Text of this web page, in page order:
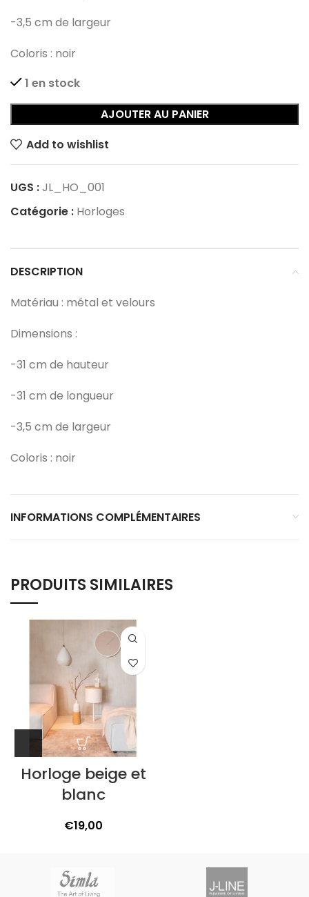
-3,5 cm de largeur
Coloris : noir
1 en stock
AJOUTER AU PANIER
Add to wishlist
UGS :JL_HO_001
Catégorie : Horloges
DESCRIPTION
Matériau : métal et velours
Dimensions :
-31 cm de hauteur
-31 cm de longueur
-3,5 cm de largeur
Coloris : noir
INFORMATIONS COMPLÉMENTAIRES
PRODUITS SIMILAIRES
Horloge beige et
blanc
€19,00